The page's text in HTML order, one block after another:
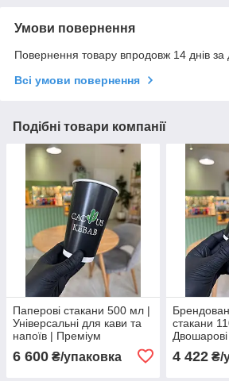
Умови повернення
Повернення товару впродовж 14 днів за
Всі умови повернення
Подібні товари компанії
Паперові стакани 500 мл |
Універсальні для кави та
напоїв | Преміум
двошарові з логотипом і
ламінацією (паковання
6 600 ₴/упаковка
стакани
4 422₴/